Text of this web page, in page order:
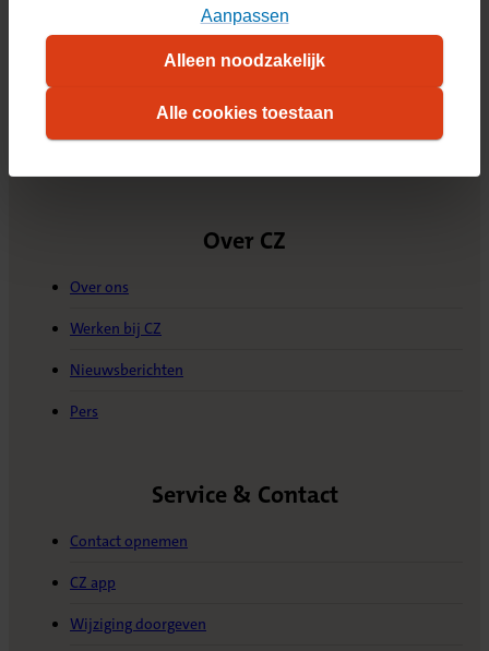
U kunt akkoord gaan met het plaatsen van alle
cookies, alleen noodzakelijke cookies, of uw
cookie-instellingen zelf aanpassen. Meer
informatie over hoe wij cookies gebruiken, vindt
cookiestatement. Wilt u weten welke
cookies we plaatsen, kijk dan in onsoverzicht.
Alle cookies toestaan
Aanpassen
Alleen noodzakelijk
Vergoeding zoeken
Nota declareren
(Opent in nieuw tabblad)
Over CZ
Over ons
Werken bij CZ
Nieuwsberichten
Pers
Service & Contact
Contact opnemen
CZ app
Wijziging doorgeven